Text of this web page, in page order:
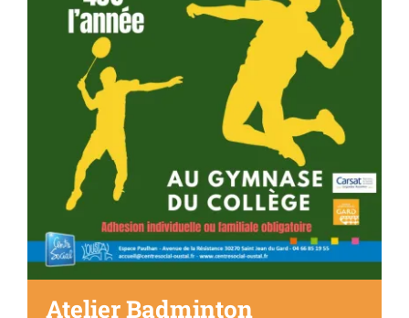
Atelier Badminton